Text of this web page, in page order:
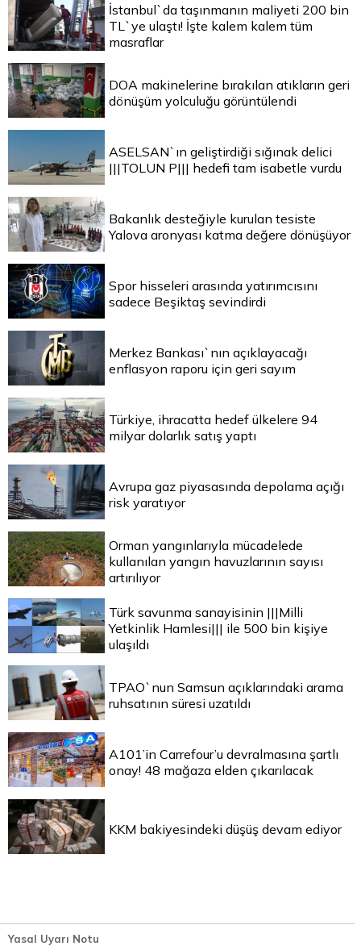
İstanbul`da taşınmanın maliyeti 200 bin
TL`ye ulaştı! İşte kalem kalem tüm
masraflar
DOA makinelerine bırakılan atıkların geri
dönüşüm yolculuğu görüntülendi
ASELSAN`ın geliştirdiği sığınak delici
|||TOLUN P||| hedefi tam isabetle vurdu
Bakanlık desteğiyle kurulan tesiste
Yalova aronyası katma değere dönüşüyor
Spor hisseleri arasında yatırımcısını
sadece Beşiktaş sevindirdi
Merkez Bankası`nın açıklayacağı
enflasyon raporu için geri sayım
Türkiye, ihracatta hedef ülkelere 94
milyar dolarlık satış yaptı
Avrupa gaz piyasasında depolama açığı
risk yaratıyor
Orman yangınlarıyla mücadelede
kullanılan yangın havuzlarının sayısı
artırılıyor
Türk savunma sanayisinin |||Milli
Yetkinlik Hamlesi||| ile 500 bin kişiye
ulaşıldı
TPAO`nun Samsun açıklarındaki arama
ruhsatının süresi uzatıldı
A101’in Carrefour’u devralmasına şartlı
onay! 48 mağaza elden çıkarılacak
KKM bakiyesindeki düşüş devam ediyor
Yasal Uyarı Notu